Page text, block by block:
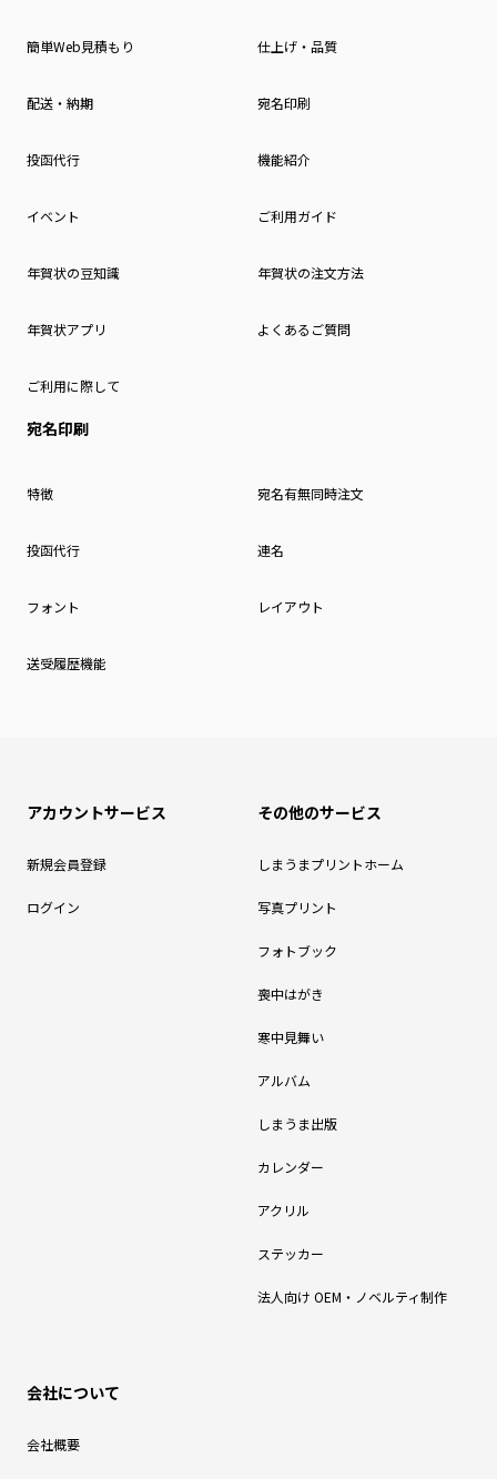
簡単Web見積もり 仕上げ・品質
配送・納期 宛名印刷
投函代行 機能紹介
イベント ご利用ガイド
年賀状の豆知識 年賀状の注文方法
年賀状アプリ よくあるご質問
ご利用に際して
宛名印刷
特徴 宛名有無同時注文
投函代行 連名
フォント レイアウト
送受履歴機能
アカウントサービス
新規会員登録
ログイン
その他のサービス
しまうまプリントホーム
写真プリント
フォトブック
喪中はがき
寒中見舞い
アルバム
しまうま出版
カレンダー
アクリル
ステッカー
法人向け OEM・ノベルティ制作
会社について
会社概要